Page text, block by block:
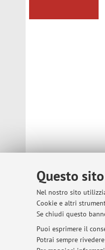
Questo
Nel nostro sito
Cookie e altri
Se chiudi questo
Puoi esprimere il
Potrai sempre